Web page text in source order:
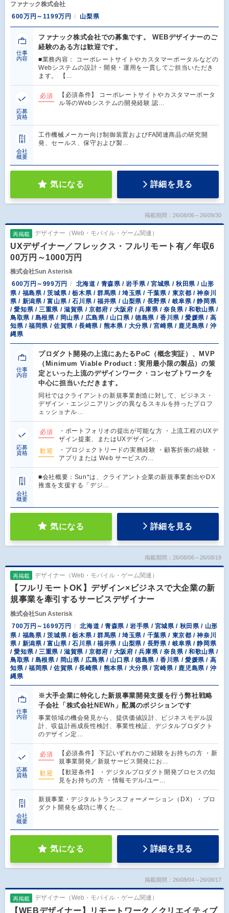
ファナック株式会社
600万円～1199万円
山梨県
仕事
内容
ファナック株式会社での募集です。 WEBデザイナーのご
経験のある方は歓迎です。
■業務内容： コーポレートサイトやカスタマーポータルなどの
Webシステムの設計・開発・運用を一貫してご担当いただき
ます。 【…
応募
資格
必須
【必須条件】 コーポレートサイトやカスタマーポータ
ル等のWebシステムの開発経験 認…
会社
概要
工作機械メーカー向け制御装置およびFA関連商品の研究開
発、セールス、保守および製…
気になる 詳細を見る
掲載期間：26/08/06～26/09/30
再掲載 デザイナー（Web・モバイル・ゲーム関連）
UXデザイナー／フレックス・フルリモート有／年収6
00万円～1000万円
株式会社Sun Asterisk
600万円～999万円
北海道 / 青森県 / 岩手県 / 宮城県 / 秋田県 / 山形
県 / 福島県 / 茨城県 / 栃木県 / 群馬県 / 埼玉県 / 千葉県 / 東京都 / 神奈川
県 / 新潟県 / 富山県 / 石川県 / 福井県 / 山梨県 / 長野県 / 岐阜県 / 静岡県
/ 愛知県 / 三重県 / 滋賀県 / 京都府 / 大阪府 / 兵庫県 / 奈良県 / 和歌山県 /
鳥取県 / 島根県 / 岡山県 / 広島県 / 山口県 / 徳島県 / 香川県 / 愛媛県 / 高
知県 / 福岡県 / 佐賀県 / 長崎県 / 熊本県 / 大分県 / 宮崎県 / 鹿児島県 / 沖
縄県
仕事
内容
プロダクト開発の上流にあたるPoC（概念実証）、MVP
（Minimum Viable Product：実用最小限の製品）の策
定といった上流のデザインワーク・コンセプトワークを
中心に担当いただきます。
同社ではクライアントの新規事業創造に対して、ビジネス・
デザイン・エンジニアリングの異なるスキルを持ったプロフ
ェッショナル…
応募
資格
必須
・ポートフォリオの提出が可能な方 ・上流工程のUXデ
ザイン提案、またはUXデザイン…
歓迎
・プロジェクトリードの実務経験 ・顧客折衝の経験 ・
アプリまたは Web サービスの…
会社
概要
■会社概要：Sun*は、クライアント企業の新規事業創出やDX
推進を支援する「デジ…
気になる 詳細を見る
掲載期間：26/08/06～26/08/19
再掲載 デザイナー（Web・モバイル・ゲーム関連）
【フルリモートOK】デザイン×ビジネスで大企業の新
規事業を牽引するサービスデザイナー
株式会社Sun Asterisk
700万円～1699万円
北海道 / 青森県 / 岩手県 / 宮城県 / 秋田県 / 山形
県 / 福島県 / 茨城県 / 栃木県 / 群馬県 / 埼玉県 / 千葉県 / 東京都 / 神奈川
県 / 新潟県 / 富山県 / 石川県 / 福井県 / 山梨県 / 長野県 / 岐阜県 / 静岡県
/ 愛知県 / 三重県 / 滋賀県 / 京都府 / 大阪府 / 兵庫県 / 奈良県 / 和歌山県 /
鳥取県 / 島根県 / 岡山県 / 広島県 / 山口県 / 徳島県 / 香川県 / 愛媛県 / 高
知県 / 福岡県 / 佐賀県 / 長崎県 / 熊本県 / 大分県 / 宮崎県 / 鹿児島県 / 沖
縄県
仕事
内容
※大手企業に特化した新規事業開発支援を行う弊社戦略
子会社「株式会社NEWh」配属のポジションです
事業領域の機会発見から、提供価値設計、ビジネスモデル設
計、収益計画成長性検討、事業性検証、デジタルプロダクト
のデザイン定…
応募
資格
必須
【必須条件】 下記いずれかのご経験をお持ちの方 ・新
規事業開発／新規サービス開発にお…
歓迎
【歓迎条件】 ・デジタルプロダクト開発プロセスの知
見をお持ちの方 ・情報モデル/ユー…
会社
概要
新規事業・デジタルトランスフォーメーション（DX）・プロ
ダクト開発を成功に導くた…
気になる 詳細を見る
掲載期間：26/08/04～26/08/17
再掲載 デザイナー（Web・モバイル・ゲーム関連）
【WEBデザイナー】リモートワーク／クリエイティブ